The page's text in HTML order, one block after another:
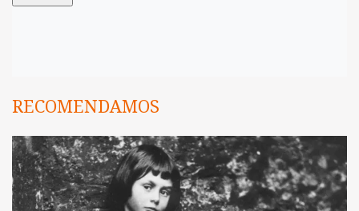
RECOMENDAMOS